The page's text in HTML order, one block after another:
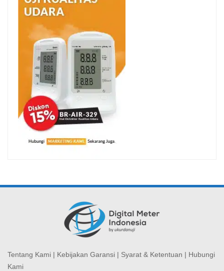
Tentang Kami | Kebijakan Garansi | Syarat & Ketentuan | Hubungi
Kami